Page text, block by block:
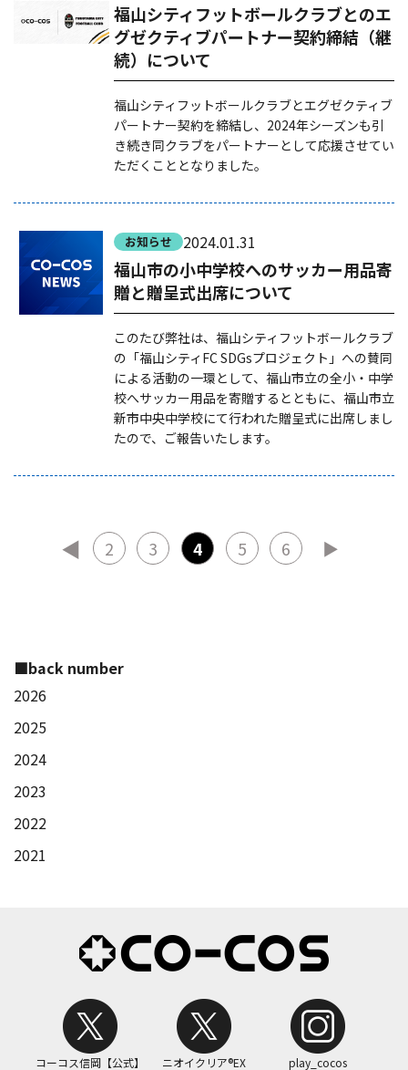
福山シティフットボールクラブとのエ
グゼクティブパートナー契約締結（継
続）について
福山シティフットボールクラブとエグゼクティブ
パートナー契約を締結し、2024年シーズンも引
き続き同クラブをパートナーとして応援させてい
ただくこととなりました。
お知らせ 2024.01.31
福山市の小中学校へのサッカー用品寄
贈と贈呈式出席について
このたび弊社は、福山シティフットボールクラブ
の「福山シティFC SDGsプロジェクト」への賛同
による活動の一環として、福山市立の全小・中学
校へサッカー用品を寄贈するとともに、福山市立
新市中央中学校にて行われた贈呈式に出席しまし
たので、ご報告いたします。
◀ 2 3 4 5 6 ▶
■back number
2026
2025
2024
2023
2022
2021
コーコス信岡【公式】 ニオイクリア®EX play_cocos